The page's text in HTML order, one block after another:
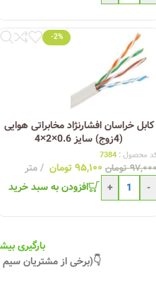
-2%
کابل خراسان افشارنژاد مخابراتی هوایی
(4زوج) سایز 0.6×2×4
محصول : 7384
تومان ۹۵,۱۰۰تومان
متر
-
+ افزودن به سبد خرید
بارگیری
👇(برخی از مشتریان سیم